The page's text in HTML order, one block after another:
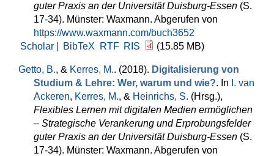
guter Praxis an der Universität Duisburg-Essen (S.
17-34). Münster: Waxmann. Abgerufen von
https://www.waxmann.com/buch3652
Scholar |
BibTeX RTF RIS (15.85 MB)
Getto, B., & Kerres, M.. (2018). Digitalisierung von
Studium & Lehre: Wer, warum und wie?. In I. van
Ackeren, Kerres, M., & Heinrichs, S. (Hrsg.),
Flexibles Lernen mit digitalen Medien ermöglichen
– Strategische Verankerung und Erprobungsfelder
guter Praxis an der Universität Duisburg-Essen (S.
17-34). Münster: Waxmann. Abgerufen von